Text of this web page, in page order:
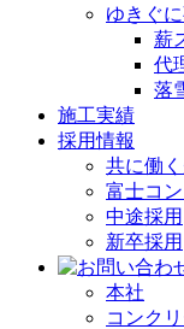
ゆきぐ
薪
代
落
施工実績
採用情報
共に働
富士コ
中途採用
新卒採用
本社
コンク